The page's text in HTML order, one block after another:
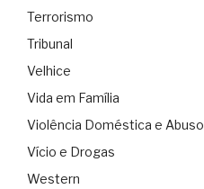
Terrorismo
Tribunal
Velhice
Vida em Família
Violência Doméstica e Abuso
Vício e Drogas
Western